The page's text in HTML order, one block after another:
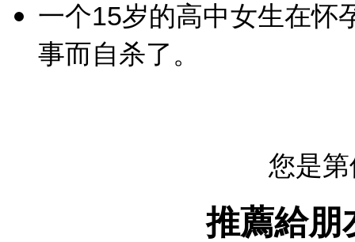
一个15岁的高中女生在怀
事而自杀了。
您是
推薦給朋